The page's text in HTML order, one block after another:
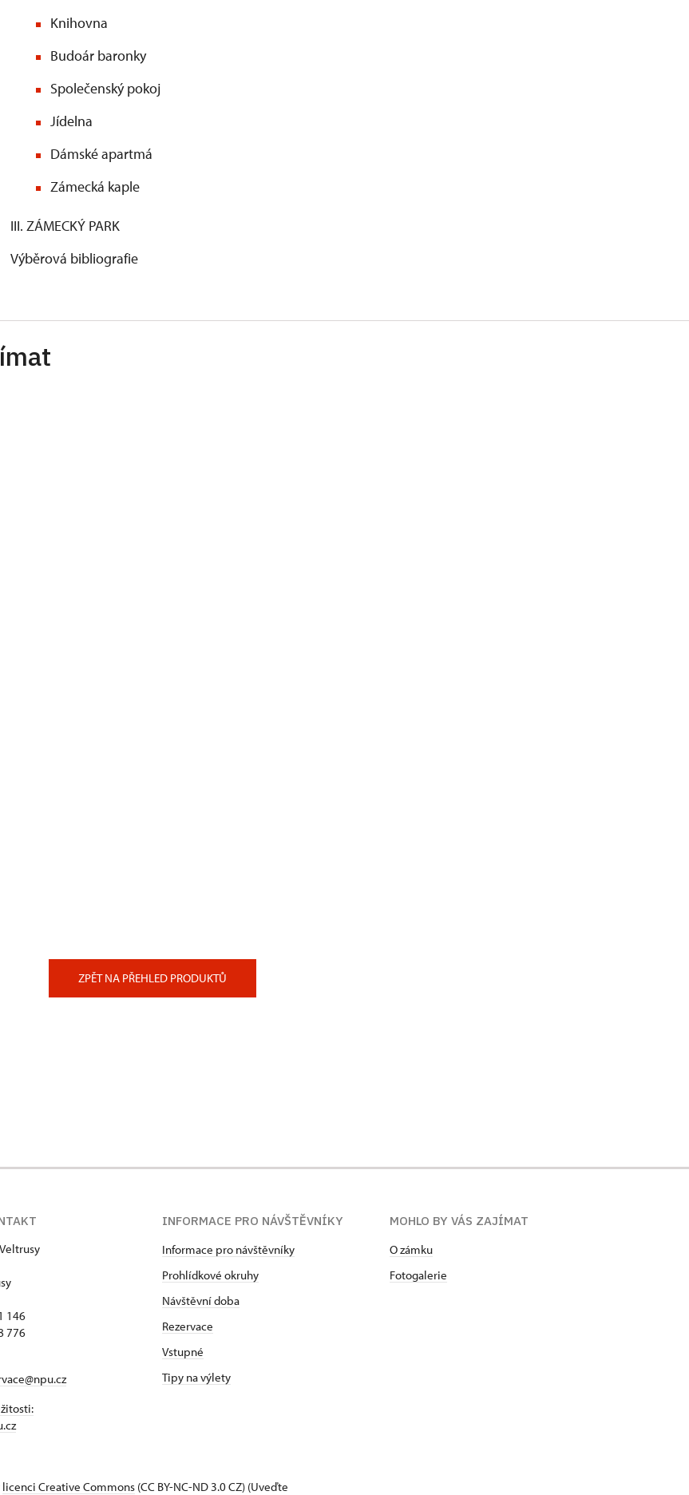
Knihovna
Budoár baronky
Společenský pokoj
Jídelna
Dámské apartmá
Zámecká kaple
III. ZÁMECKÝ PARK
Výběrová bibliografie
ZPĚT NA PŘEHLED PRODUKTŮ
146
776
INFORMACE PRO NÁVŠTĚVNÍKY
Informace pro návštěvníky
Prohlídkové okruhy
Návštěvní doba
Rezervace
Vstupné
Tipy na výlety
MOHLO BY VÁS ZAJÍMAT
O zámku
Fotogalerie
licenci Creative Commons (CC BY-NC-ND 3.0 CZ) (Uveďte